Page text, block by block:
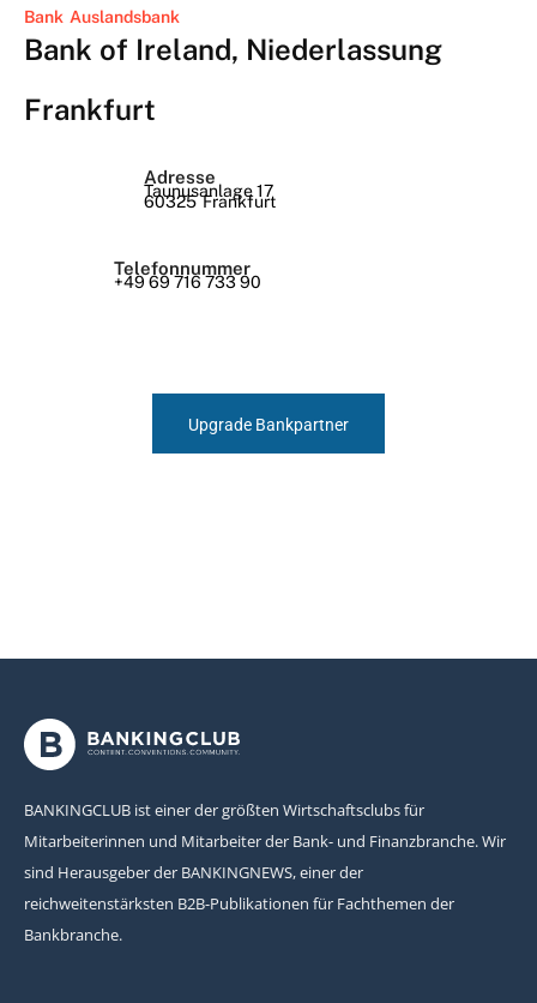
Bank Auslandsbank
Bank of Ireland, Niederlassung
Frankfurt
Adresse
Taunusanlage 17
60325 Frankfurt
Telefonnummer
+49 69 716 733 90
Upgrade Bankpartner
BANKINGCLUB ist einer der größten Wirtschaftsclubs für
Mitarbeiterinnen und Mitarbeiter der Bank- und Finanzbranche. Wir
sind Herausgeber der BANKINGNEWS, einer der
reichweitenstärksten B2B-Publikationen für Fachthemen der
Bankbranche.